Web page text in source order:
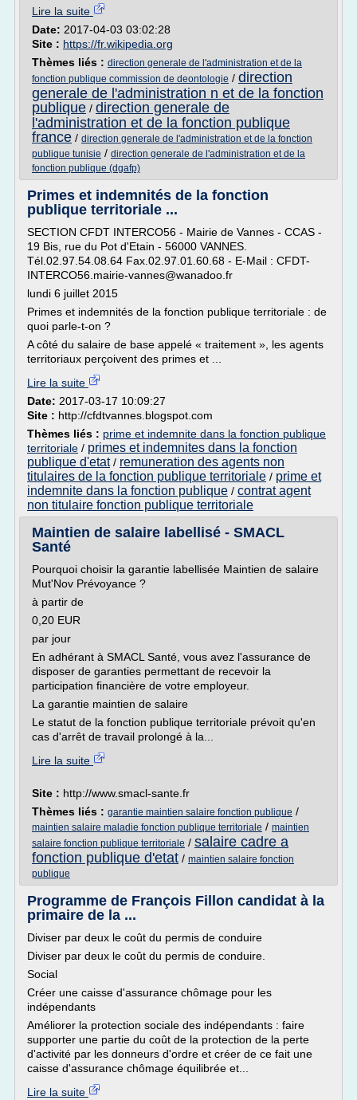
Lire la suite
Date: 2017-04-03 03:02:28
Site : https://fr.wikipedia.org
Thèmes liés : direction generale de l'administration et de la
fonction publique commission de deontologie / direction
generale de l'administration n et de la fonction
publique / direction generale de
l'administration et de la fonction publique
france / direction generale de l'administration et de la fonction
publique tunisie / direction generale de l'administration et de la
fonction publique (dgafp)
Primes et indemnités de la fonction
publique territoriale ...
SECTION CFDT INTERCO56 - Mairie de Vannes - CCAS -
19 Bis, rue du Pot d'Etain - 56000 VANNES.
Tél.02.97.54.08.64 Fax.02.97.01.60.68 - E-Mail : CFDT-
INTERCO56.mairie-vannes@wanadoo.fr
lundi 6 juillet 2015
Primes et indemnités de la fonction publique territoriale : de
quoi parle-t-on ?
A côté du salaire de base appelé « traitement », les agents
territoriaux perçoivent des primes et ...
Lire la suite
Date: 2017-03-17 10:09:27
Site : http://cfdtvannes.blogspot.com
Thèmes liés : prime et indemnite dans la fonction publique
territoriale / primes et indemnites dans la fonction
publique d'etat/ remuneration des agents non
titulaires de la fonction publique territoriale / prime et
indemnite dans la fonction publique / contrat agent
non titulaire fonction publique territoriale
Maintien de salaire labellisé - SMACL
Santé
Pourquoi choisir la garantie labellisée Maintien de salaire
Mut'Nov Prévoyance ?
à partir de
0,20 EUR
par jour
En adhérant à SMACL Santé, vous avez l'assurance de
disposer de garanties permettant de recevoir la
participation financière de votre employeur.
La garantie maintien de salaire
Le statut de la fonction publique territoriale prévoit qu'en
cas d'arrêt de travail prolongé à la...
Lire la suite
Site : http://www.smacl-sante.fr
Thèmes liés : garantie maintien salaire fonction publique /
maintien salaire maladie fonction publique territoriale / maintien
salaire fonction publique territoriale / salaire cadre a
fonction publique d'etat / maintien salaire fonction
publique
Programme de François Fillon candidat à la
primaire de la ...
Diviser par deux le coût du permis de conduire
Diviser par deux le coût du permis de conduire.
Social
Créer une caisse d'assurance chômage pour les
indépendants
Améliorer la protection sociale des indépendants : faire
supporter une partie du coût de la protection de la perte
d'activité par les donneurs d'ordre et créer de ce fait une
caisse d'assurance chômage équilibrée et...
Lire la suite